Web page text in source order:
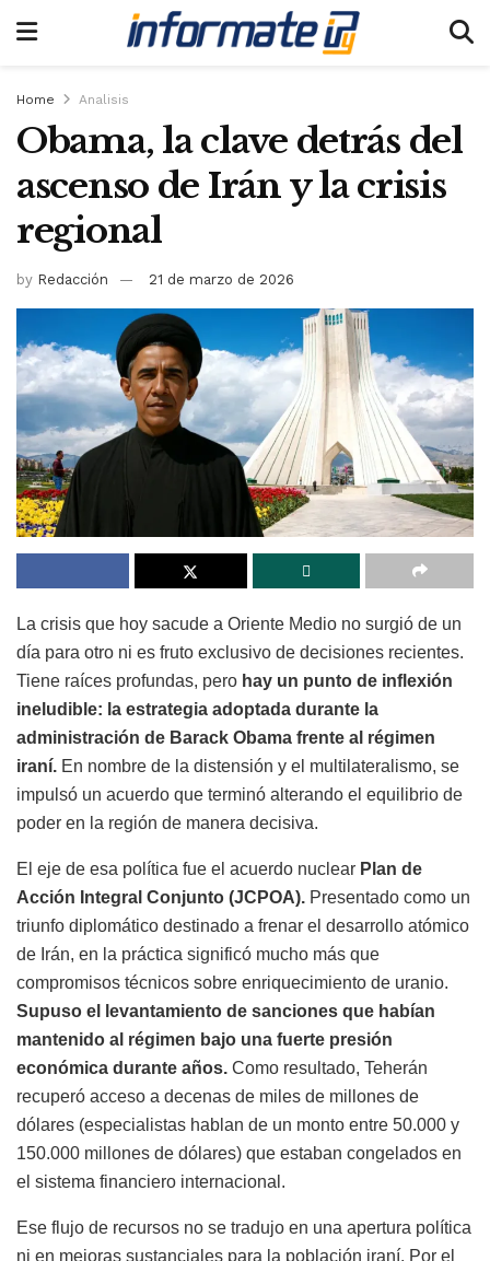
Home Analisis
Obama, la clave detrás del
ascenso de Irán y la crisis
regional
by Redacción 21 de marzo de 2026
La crisis que hoy sacude a Oriente Medio no surgió de un
día para otro ni es fruto exclusivo de decisiones recientes.
Tiene raíces profundas, pero hay un punto de inflexión
ineludible: la estrategia adoptada durante la
administración de Barack Obama frente al régimen
iraní. En nombre de la distensión y el multilateralismo, se
impulsó un acuerdo que terminó alterando el equilibrio de
poder en la región de manera decisiva.
El eje de esa política fue el acuerdo nuclear Plan de
Acción Integral Conjunto (JCPOA). Presentado como un
triunfo diplomático destinado a frenar el desarrollo atómico
de Irán, en la práctica significó mucho más que
compromisos técnicos sobre enriquecimiento de uranio.
Supuso el levantamiento de sanciones que habían
mantenido al régimen bajo una fuerte presión
económica durante años. Como resultado, Teherán
recuperó acceso a decenas de miles de millones de
dólares (especialistas hablan de un monto entre 50.000 y
150.000 millones de dólares) que estaban congelados en
el sistema financiero internacional.
Ese flujo de recursos no se tradujo en una apertura política
ni en mejoras sustanciales para la población iraní. Por el